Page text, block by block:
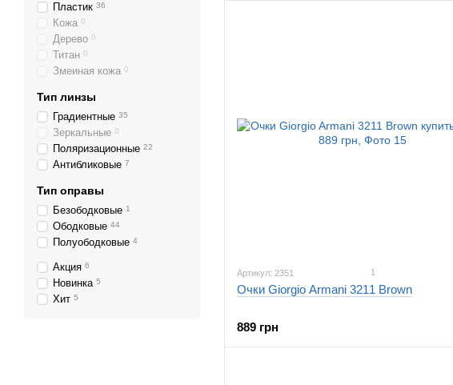
Артикул: 2351 1
Очки Giorgio Armani 3211 Brown
889 грн
Пластик 36
Кожа 0
Дерево 0
Титан 0
Змеиная кожа 0
Тип линзы
Градиентные 35
Зеркальные 0
Поляризационные 22
Антибликовые 7
Тип оправы
Безободковые 1
Ободковые 44
Полуободковые 4
Акция 6
Новинка 5
Хит 5